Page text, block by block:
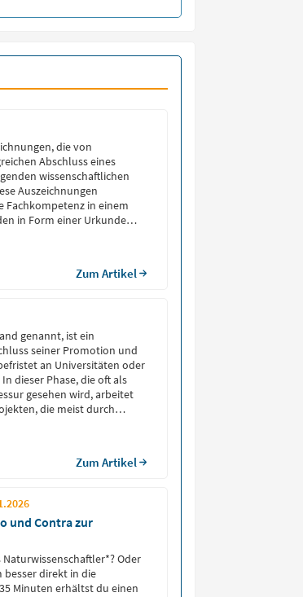
die von
Abschluss eines
wissenschaftlichen
Auszeichnungen
in einem
in Form einer Urkunde
Zum Artikel
genannt, ist ein
seiner Promotion und
an Universitäten oder
dieser Phase, die oft als
gesehen wird, arbeitet
die meist durch
Zum Artikel
und Contra zur
Oder
direkt in die
Minuten erhältst du einen